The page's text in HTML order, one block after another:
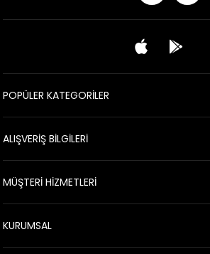
POPÜLER KATEGORİLER
ALIŞVERİŞ BİLGİLERİ
MÜŞTERİ HİZMETLERİ
KURUMSAL